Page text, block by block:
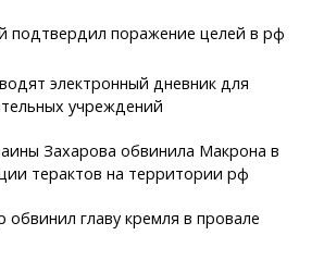
подтвердил поражение целей в рф
электронный дневник для
учреждений
Захарова обвинила Макрона в
терактов на территории рф
обвинил главу кремля в провале